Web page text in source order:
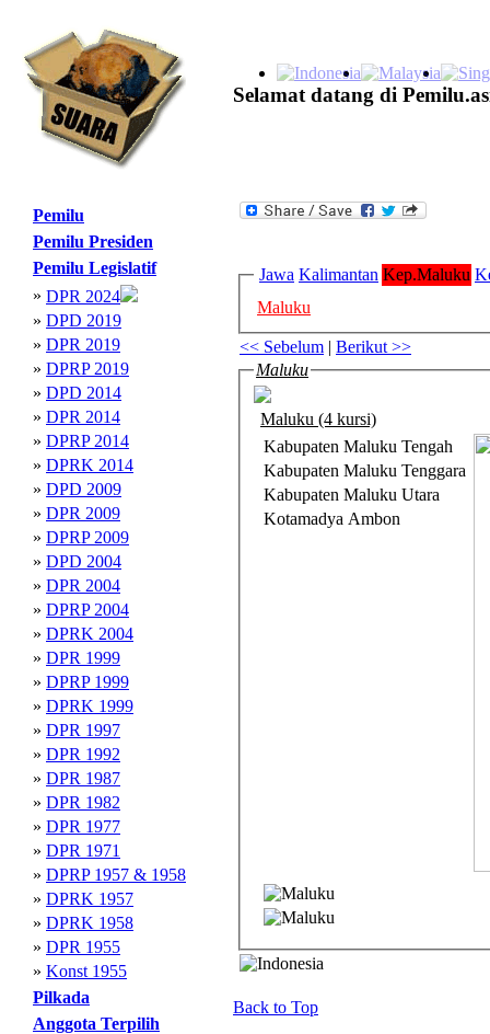
Selamat datang di
Pemilu
Pemilu Presiden
Pemilu Legislatif
» DPR 2024
» DPD 2019
» DPR 2019
» DPRP 2019
» DPD 2014
» DPR 2014
» DPRP 2014
» DPRK 2014
» DPD 2009
» DPR 2009
» DPRP 2009
» DPD 2004
» DPR 2004
» DPRP 2004
» DPRK 2004
» DPR 1999
» DPRP 1999
» DPRK 1999
» DPR 1997
» DPR 1992
» DPR 1987
» DPR 1982
» DPR 1977
» DPR 1971
» DPRP 1957 & 1958
» DPRK 1957
» DPRK 1958
» DPR 1955
» Konst 1955
Pilkada
Anggota Terpilih
Jawa Kalimantan Kep.Maluku
Maluku
<< Sebelum | Berikut >>
Maluku
Maluku (4 kursi)
Kabupaten Maluku Tengah
Kabupaten Maluku Tenggara
Kabupaten Maluku Utara
Kotamadya Ambon
Back to Top